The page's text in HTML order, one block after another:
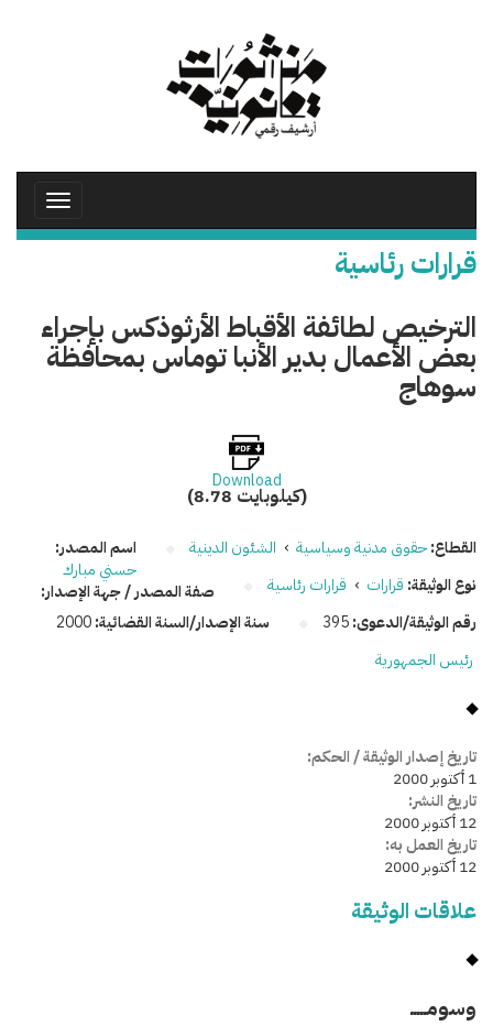
Toggle
قرارات رئاسية
الترخيص لطائفة الأقباط الأرثوذكس بإجراء
بعض الأعمال بدير الأنبا توماس بمحافظة
سوهاج
Download
(8.78 كيلوبايت)
القطاع:حقوق مدنية وسياسية › الشئون الدينية
نوع الوثيقة: قرارات › قرارات رئاسية
رقم الوثيقة/الدعوى:395 سنة الإصدار/السنة القضائية:2000
اسم المصدر:
حسني مبارك
صفة المصدر / جهة الإصدار:
رئيس الجمهورية
تاريخ إصدار الوثيقة / الحكم:
1 أكتوبر 2000
تاريخ النشر:
12 أكتوبر 2000
تاريخ العمل به:
12 أكتوبر 2000
علاقات الوثيقة
وسومـــــ